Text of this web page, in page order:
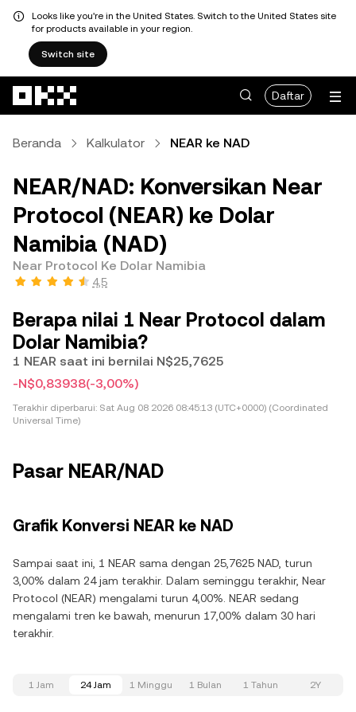
Looks like you're in the United States. Switch to the United States site
for products available in your region.
Switch site
Daftar
Beranda Kalkulator NEAR ke NAD
NEAR/NAD: Konversikan Near
Protocol (NEAR) ke Dolar
Namibia (NAD)
Near Protocol Ke Dolar Namibia
4,5
Berapa nilai 1 Near Protocol dalam
Dolar Namibia?
1 NEAR saat ini bernilai N$25,7625
-N$0,83938(-3,00%)
Terakhir diperbarui: Sat Aug 08 2026 08:45:13 (UTC+0000) (Coordinated
Universal Time)
Pasar NEAR/NAD
Grafik Konversi NEAR ke NAD
Sampai saat ini, 1 NEAR sama dengan 25,7625 NAD, turun
3,00% dalam 24 jam terakhir. Dalam seminggu terakhir, Near
Protocol (NEAR) mengalami turun 4,00%. NEAR sedang
mengalami tren ke bawah, menurun 17,00% dalam 30 hari
terakhir.
1 Jam 24 Jam 1 Minggu 1 Bulan 1 Tahun 2Y